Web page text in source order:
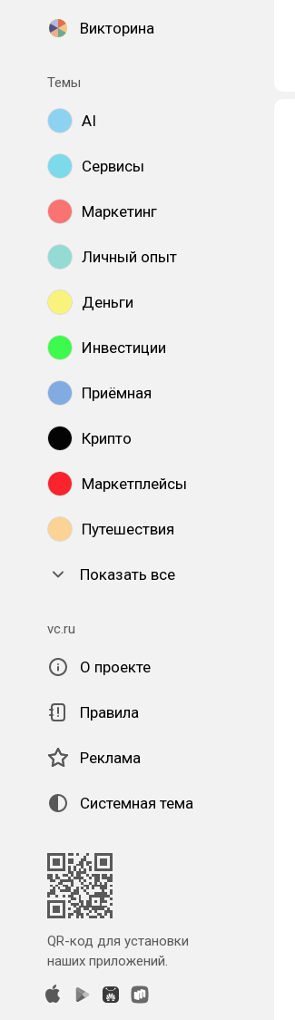
Викторина
Темы
AI
Сервисы
Маркетинг
Личный опыт
Деньги
Инвестиции
Приёмная
Крипто
Маркетплейсы
Путешествия
Показать все
vc.ru
О проекте
Правила
Реклама
Системная тема
QR-код для установки
наших приложений.